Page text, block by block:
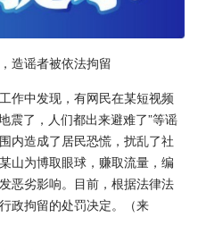
造谣者被依法拘留
作中发现，有网民在某短视频
震了，人们都出来避难了”等谣
内造成了居民恐慌，扰乱了社
山为博取眼球，赚取流量，编
恶劣影响。目前，根据法律法
政拘留的处罚决定。（来